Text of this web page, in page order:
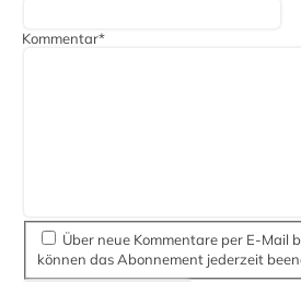
Pflichtfeld
Kommentar*
Über neue Kommentare per E-Mail
können das Abonnement jederzeit